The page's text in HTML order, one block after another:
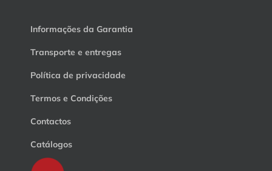
Informações da Garantia
Transporte e entregas
Política de privacidade
Termos e Condições
Contactos
Catálogos